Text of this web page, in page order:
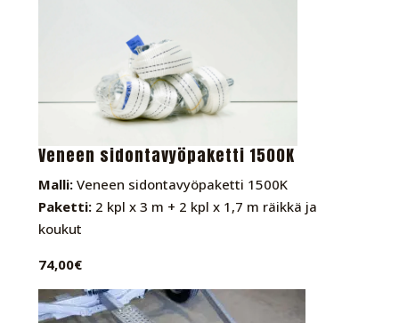
Veneen sidontavyöpaketti 1500K
Malli:Veneen sidontavyöpaketti 1500K
Paketti:2 kpl x 3 m + 2 kpl x 1,7 m räikkä ja
koukut
74,00€